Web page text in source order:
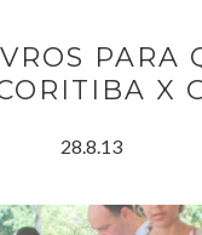
PARA
X
28.8.13